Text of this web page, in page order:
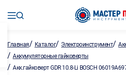
Главная/ Каталог/ Электроинструмент/
/ Аккумуляторные гайковерты
/ Акк.гайковерт GDR 10.8-Li BOSCH